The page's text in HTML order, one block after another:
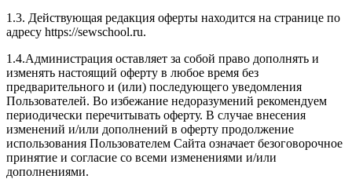
1.3. Действующая редакция оферты находится на странице по
адресу https://sewschool.ru.
1.4.Администрация оставляет за собой право дополнять и
изменять настоящий оферту в любое время без
предварительного и (или) последующего уведомления
Пользователей. Во избежание недоразумений рекомендуем
периодически перечитывать оферту. В случае внесения
изменений и/или дополнений в оферту продолжение
использования Пользователем Сайта означает безоговорочное
принятие и согласие со всеми изменениями и/или
дополнениями.